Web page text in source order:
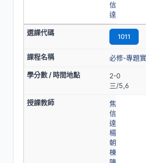
信
達
1011
必修-專題
2-0
三/5,6
焦
信
達
楊
朝
棟